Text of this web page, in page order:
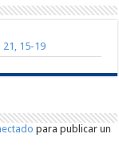
21, 15-19
para publicar un